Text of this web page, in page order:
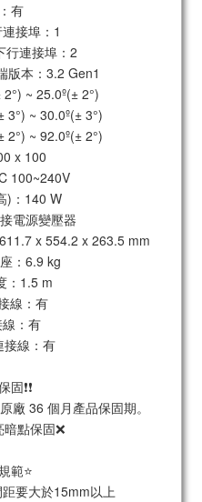
有
接埠：1
行連接埠：2
版本：3.2 Gen1
~ 25.0º(± 2°)
3°) ~ 30.0º(± 3°)
2°) ~ 92.0º(± 2°)
x 100
100~240V
)：140 W
電源變壓器
x 554.2 x 263.5 mm
：6.9 kg
：1.5 m
線：有
：有
接線：有
固❗❗
廠 36 個月產品保固期。
點保固❌
範⭐
要大於15mm以上